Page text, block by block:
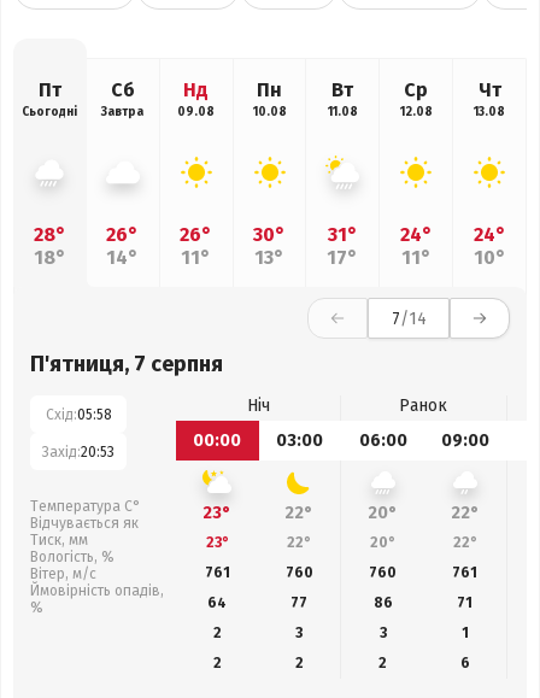
Пт
Сьогодні
28°
18°
Сб
Завтра
26°
14°
Нд
09.08
26°
11°
Пн
10.08
30°
13°
Вт
11.08
31°
17°
Ср
12.08
24°
11°
Чт
13.08
24°
10°
7/14
П'ятниця, 7 серпня
Схід:05:58
Захід:20:53
Температура С°
Відчувається як
Тиск, мм
Вологість, %
Вітер, м/с
Ймовірність опадів,
%
Ніч
Ранок
00:00
03:00 06:00 09:00
23° 22° 20° 22°
23° 22° 20° 22°
761
760 760 761
64
77 86 71
2
3 3
1
2
2 2 6